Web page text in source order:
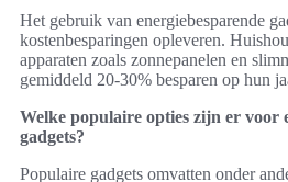
Het gebruik van energiebesparende
kostenbesparingen opleveren.
apparaten zoals zonnepanelen en
gemiddeld 20-30% besparen op hun
Welke populaire opties zijn er voor
gadgets?
Populaire gadgets omvatten onder